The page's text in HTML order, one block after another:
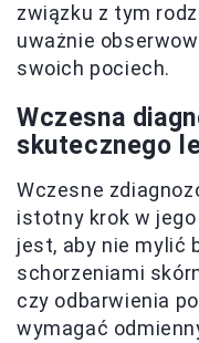
związku z tym
uważnie
swoich pociech.
Wczesna
skutecznego
Wczesne
istotny krok w
jest, aby nie mylić
schorzeniami
czy odbarwienia
wymagać